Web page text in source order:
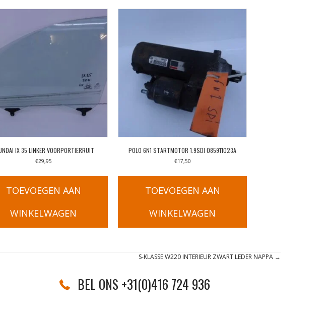
IX 35 LINKER VOORPORTIERRUIT
€29,95
TOEVOEGEN AAN
WINKELWAGEN
POLO 6N1 STARTMOTOR 1.9SDI 085911023A
€17,50
TOEVOEGEN AAN
WINKELWAGEN
S-KLASSE W220 INTERIEUR ZWART LEDER NAPPA →
BEL ONS +31(0)416 724 936